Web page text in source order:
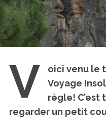
V
oici venu le
Voyage
règle! C’est
regarder un petit